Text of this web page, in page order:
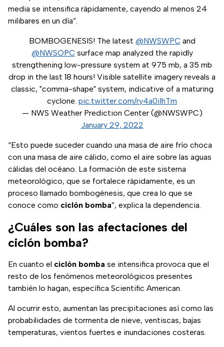
media se intensifica rápidamente, cayendo al menos 24
milibares en un día”.
BOMBOGENESIS! The latest @NWSWPCand
@NWSOPCsurface map analyzed the rapidly
strengthening low-pressure system at 975 mb, a 35 mb
drop in the last 18 hours! Visible satellite imagery reveals a
classic, "comma-shape" system, indicative of a maturing
cyclone. pic.twitter.com/ry4a0iIhTm
— NWS Weather Prediction Center (@NWSWPC)
January 29, 2022
“Esto puede suceder cuando una masa de aire frío choca
con una masa de aire cálido, como el aire sobre las aguas
cálidas del océano. La formación de este sistema
meteorológico, que se fortalece rápidamente, es un
proceso llamado bombogénesis, que crea lo que se
conoce como ciclón bomba”, explica la dependencia.
¿Cuáles son las afectaciones del
ciclón bomba?
En cuanto el ciclón bomba se intensifica provoca que el
resto de los fenómenos meteorológicos presentes
también lo hagan, específica Scientific American.
Al ocurrir esto, aumentan las precipitaciones así como las
probabilidades de tormenta de nieve, ventiscas, bajas
temperaturas, vientos fuertes e inundaciones costeras.